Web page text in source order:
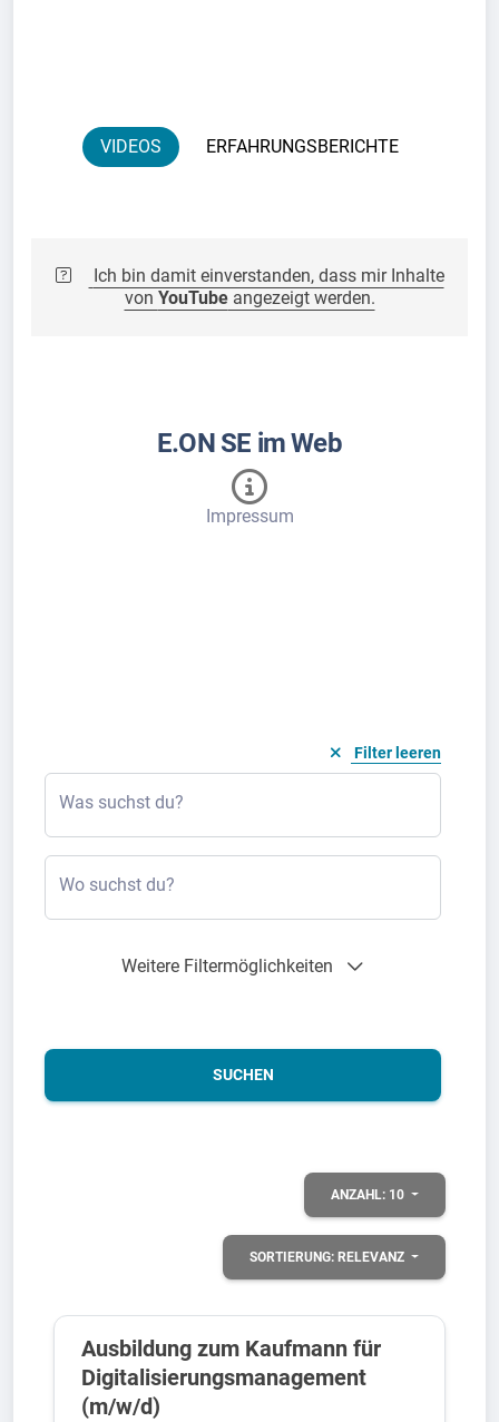
VIDEOS ERFAHRUNGSBERICHTE
Ich bin damit einverstanden, dass mir Inhalte
von YouTubeangezeigt werden.
E.ON SE im Web
Impressum
Filter leeren
Was suchst du?
Wo suchst du?
Weitere Filtermöglichkeiten
SUCHEN
ANZAHL: 10
SORTIERUNG: RELEVANZ
Ausbildung zum Kaufmann für
Digitalisierungsmanagement
(m/w/d)